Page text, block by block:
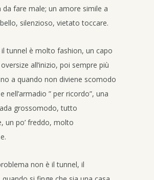
da fare male; un amore simile a
silenzioso, vietato toccare.
il tunnel è molto fashion, un capo
all’inizio, poi sempre più
a quando non diviene scomodo
nell’armadio ” per ricordo”, una
grossomodo, tutto
un po’ freddo, molto
non è il tunnel, il